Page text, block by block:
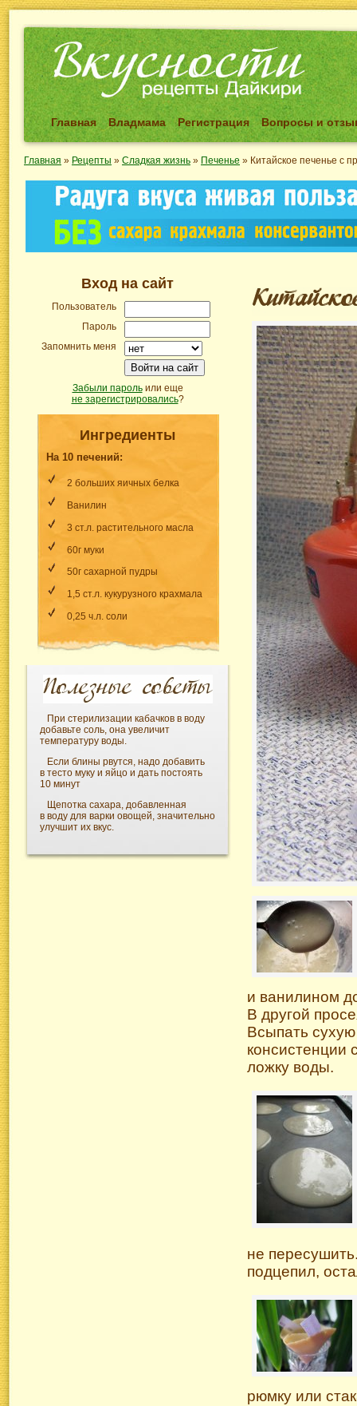
Главная Владмама Регистрация Вопросы и
Главная » Рецепты » Сладкая жизнь » Печенье » Китайское печенье с
Вход на сайт
Пользователь
Пароль
Запомнить меня
Войти на сайт
Забыли парольили еще
не зарегистрировались?
Ингредиенты
На 10 печений:
2 больших яичных белка
Ванилин
3 ст.л. растительного масла
60г муки
50г сахарной пудры
1,5 ст.л. кукурузного крахмала
0,25 ч.л. соли
При стерилизации кабачков в воду
добавьте соль, она увеличит
температуру воды.
Если блины рвутся, надо добавить
в тесто муку и яйцо и дать постоять
10 минут
Щепотка сахара, добавленная
в воду для варки овощей, значительно
улучшит их вкус.
и ванилином
В другой
Всыпать
консистенции
ложку воды.
не
подцепил,
рюмку или